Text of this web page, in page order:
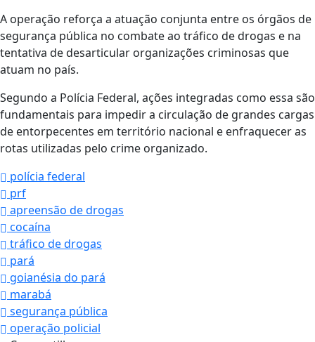
A operação reforça a atuação conjunta entre os órgãos de
segurança pública no combate ao tráfico de drogas e na
tentativa de desarticular organizações criminosas que
atuam no país.
Segundo a Polícia Federal, ações integradas como essa são
fundamentais para impedir a circulação de grandes cargas
de entorpecentes em território nacional e enfraquecer as
rotas utilizadas pelo crime organizado.
polícia federal
prf
apreensão de drogas
cocaína
tráfico de drogas
pará
goianésia do pará
marabá
segurança pública
operação policial